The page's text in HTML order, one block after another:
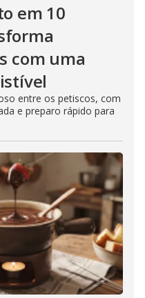
em 10
com uma
entre os petiscos, com
e preparo rápido para